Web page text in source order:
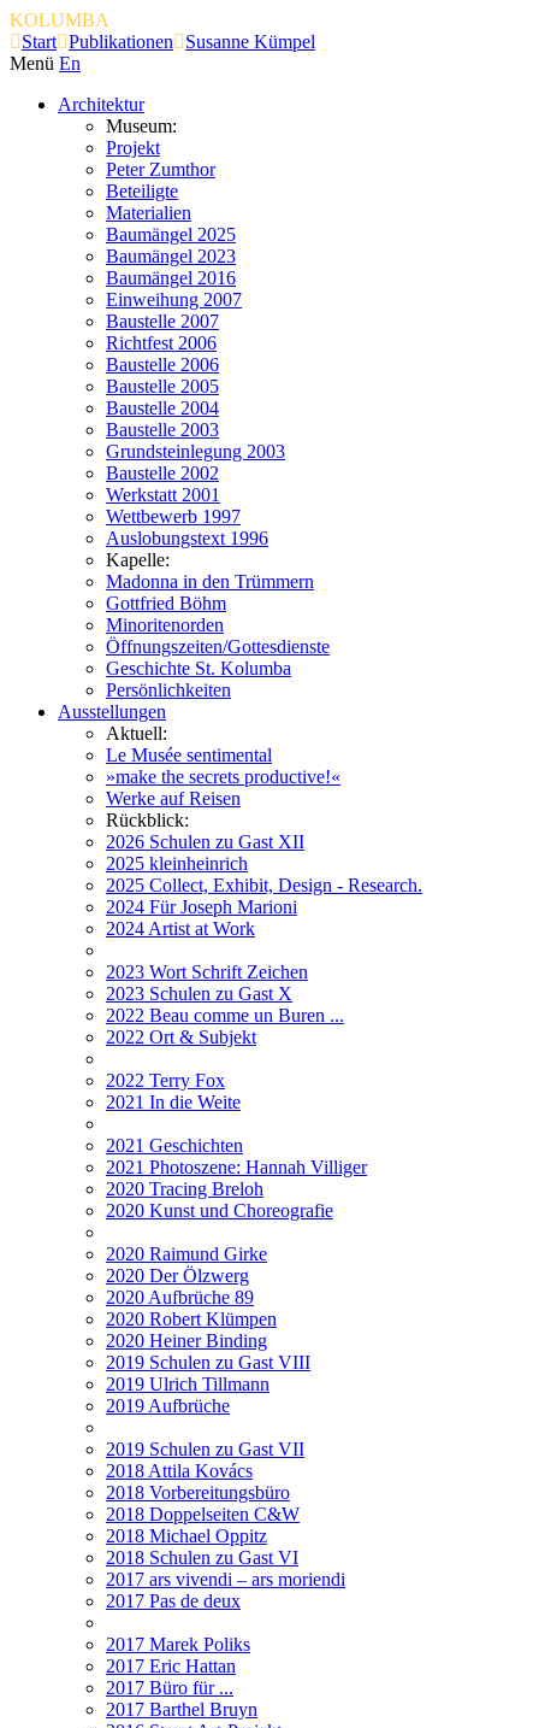
KOLUMBA
Start Publikationen
Susanne Kümpel
Menü En
Architektur
Museum:
Projekt
Peter Zumthor
Beteiligte
Materialien
Baumängel 2025
Baumängel 2023
Baumängel 2016
Einweihung 2007
Baustelle 2007
Richtfest 2006
Baustelle 2006
Baustelle 2005
Baustelle 2004
Baustelle 2003
Grundsteinlegung 2003
Baustelle 2002
Werkstatt 2001
Wettbewerb 1997
Auslobungstext 1996
Kapelle:
Madonna in den Trümmern
Gottfried Böhm
Minoritenorden
Öffnungszeiten/Gottesdienste
Geschichte St. Kolumba
Persönlichkeiten
Ausstellungen
Aktuell:
Le Musée sentimental
»make the secrets productive!«
Werke auf Reisen
Rückblick:
2026 Schulen zu Gast XII
2025 kleinheinrich
2025 Collect, Exhibit, Design - Research.
2024 Für Joseph Marioni
2024 Artist at Work
2023 Wort Schrift Zeichen
2023 Schulen zu Gast X
2022 Beau comme un Buren ...
2022 Ort & Subjekt
2022 Terry Fox
2021 In die Weite
2021 Geschichten
2021 Photoszene: Hannah Villiger
2020 Tracing Breloh
2020 Kunst und Choreografie
2020 Raimund Girke
2020 Der Ölzwerg
2020 Aufbrüche 89
2020 Robert Klümpen
2020 Heiner Binding
2019 Schulen zu Gast VIII
2019 Ulrich Tillmann
2019 Aufbrüche
2019 Schulen zu Gast VII
2018 Attila Kovács
2018 Vorbereitungsbüro
2018 Doppelseiten C&W
2018 Michael Oppitz
2018 Schulen zu Gast VI
2017 ars vivendi – ars moriendi
2017 Pas de deux
2017 Marek Poliks
2017 Eric Hattan
2017 Büro für ...
2017 Barthel Bruyn